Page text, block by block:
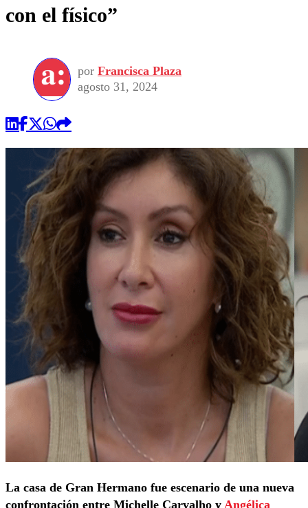
con el físico”
por Francisca Plaza
agosto 31, 2024
La casa de Gran Hermano fue escenario de una nueva
confrontación entre Michelle Carvalho y Angélica